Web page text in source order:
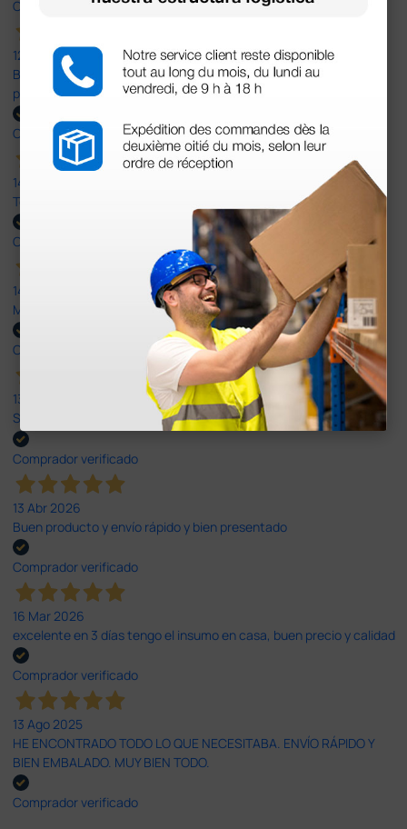
Comprador verificado
12 Jun 2026
Bien, rápida y sin problemas. No me gusta que se oferten
productos sin incluir el IVA que luego nos van a cobrar.
Comprador verificado
14 Abr 2026
Todo muy rápido y fácil,volveré a comprar.
Comprador verificado
14 Abr 2026
Muy buena. Excelente trato, disposición y rapidez
Comprador verificado
13 Abr 2026
Son muy serios y puntuales. El material siempre llega muy bien¡¡¡
Comprador verificado
13 Abr 2026
Buen producto y envío rápido y bien presentado
Comprador verificado
16 Mar 2026
excelente en 3 días tengo el insumo en casa, buen precio y calidad
Comprador verificado
13 Ago 2025
HE ENCONTRADO TODO LO QUE NECESITABA. ENVÍO RÁPIDO Y
BIEN EMBALADO. MUY BIEN TODO.
Comprador verificado